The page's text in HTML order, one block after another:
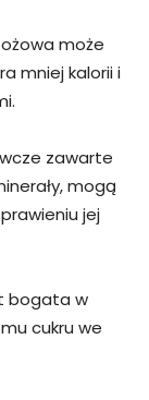
może
mniej kalorii i
zawarte
mogą
jej
bogata w
cukru we